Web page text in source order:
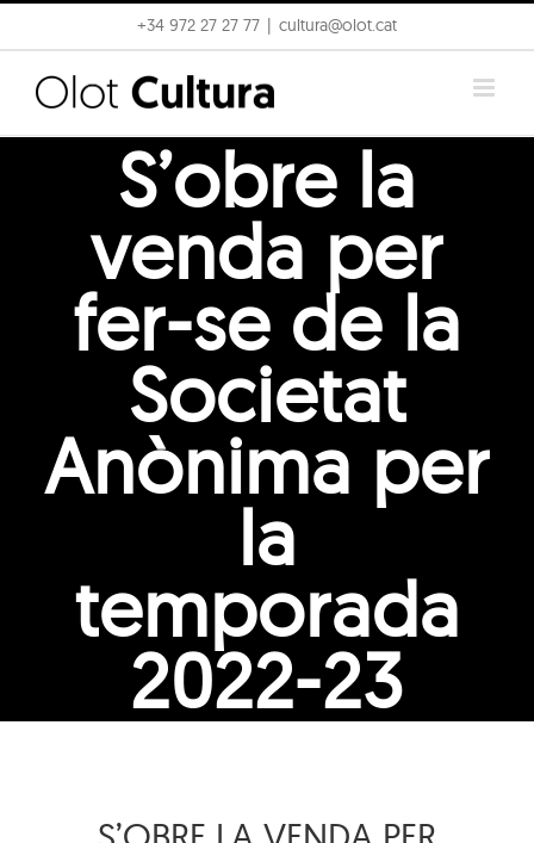
to
content
+34 972 27 27 77 cultura@olot.cat
S’obre la
venda per
fer-se de la
Societat
Anònima per
la
temporada
2022-23